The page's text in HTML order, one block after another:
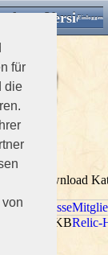
für
die
VersionEinloggen
diese Download
Dateigrösse
760.72 KBRelic-